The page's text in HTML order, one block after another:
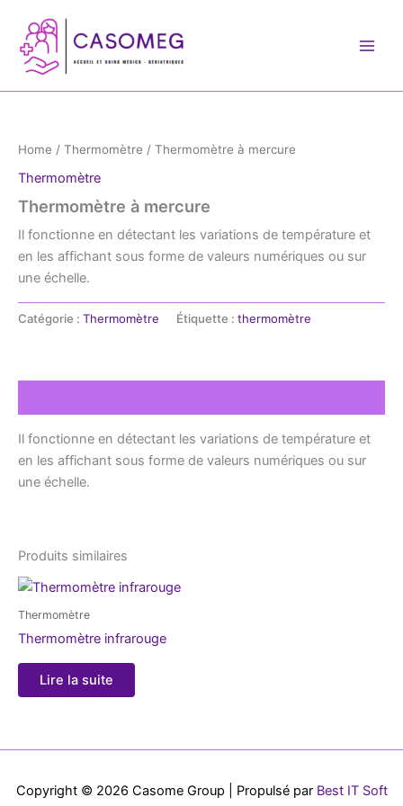
contenu
Home / Thermomètre / Thermomètre à mercure
Thermomètre
Thermomètre à mercure
Il fonctionne en détectant les variations de température et
en les affichant sous forme de valeurs numériques ou sur
une échelle.
Catégorie : Thermomètre Étiquette : thermomètre
Il fonctionne en détectant les variations de température et
en les affichant sous forme de valeurs numériques ou sur
une échelle.
Produits similaires
Thermomètre
Thermomètre infrarouge
Lire la suite
Copyright © 2026 Casome Group | Propulsé par Best IT Soft